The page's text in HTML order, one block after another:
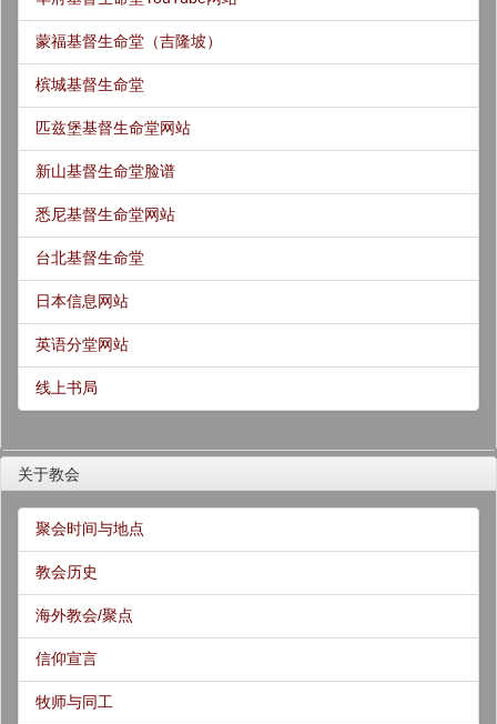
蒙福基督生命堂（吉隆坡）
槟城基督生命堂
匹兹堡基督生命堂网站
新山基督生命堂脸谱
悉尼基督生命堂网站
台北基督生命堂
日本信息网站
英语分堂网站
线上书局
关于教会
聚会时间与地点
教会历史
海外教会/聚点
信仰宣言
牧师与同工